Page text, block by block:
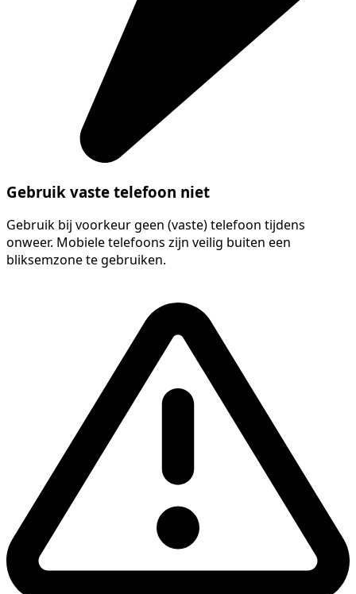
Gebruik vaste telefoon niet
Gebruik bij voorkeur geen (vaste) telefoon tijdens
onweer. Mobiele telefoons zijn veilig buiten een
bliksemzone te gebruiken.